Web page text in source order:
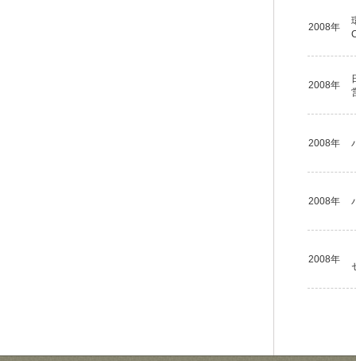
2008年
2008年
2008年
2008年
2008年